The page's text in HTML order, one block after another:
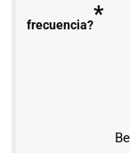
frecuencia?*